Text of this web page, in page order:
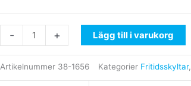
-
mängd
+ Lägg till i varukorg
Artikelnummer 38-1656 Kategorier Fritidsskyltar,